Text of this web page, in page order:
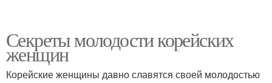
Секреты молодости корейских
женщин
Корейские женщины давно славятся своей молодостью